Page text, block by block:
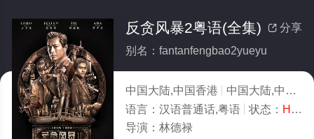
 分享
反贪风暴2粤语(全集)
别名：fantanfengbao2yueyu
中国大陆,中国香港
中国大陆,中国香港,犯罪,剧情
语言： 汉语普通话,粤语 状态： HD粤语/高清
导演： 林德禄